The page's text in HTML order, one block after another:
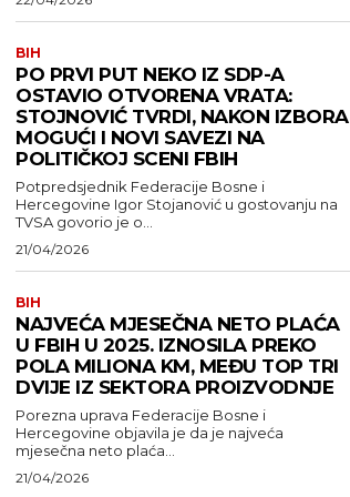
BIH
PO PRVI PUT NEKO IZ SDP-A
OSTAVIO OTVORENA VRATA:
STOJNOVIĆ TVRDI, NAKON IZBORA
MOGUĆI I NOVI SAVEZI NA
POLITIČKOJ SCENI FBIH
Potpredsjednik Federacije Bosne i
Hercegovine Igor Stojanović u gostovanju na
TVSA govorio je o...
21/04/2026
BIH
NAJVEĆA MJESEČNA NETO PLAĆA
U FBIH U 2025. IZNOSILA PREKO
POLA MILIONA KM, MEĐU TOP TRI
DVIJE IZ SEKTORA PROIZVODNJE
Porezna uprava Federacije Bosne i
Hercegovine objavila je da je najveća
mjesečna neto plaća...
21/04/2026